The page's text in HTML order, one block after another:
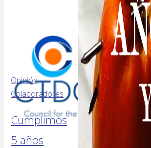
Opinión
Colaboradores
Cumplimos
5 años